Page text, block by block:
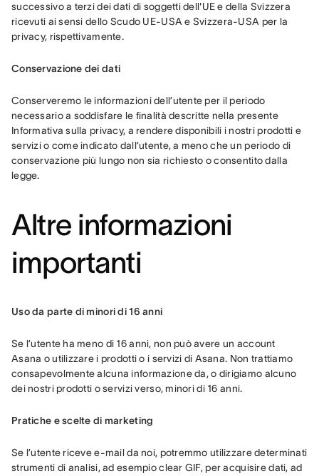
successivo a terzi dei dati di soggetti dell'UE e della Svizzera
ricevuti ai sensi dello Scudo UE-USA e Svizzera-USA per la
privacy, rispettivamente.
Conservazione dei dati
Conserveremo le informazioni dell’utente per il periodo
necessario a soddisfare le finalità descritte nella presente
Informativa sulla privacy, a rendere disponibili i nostri prodotti e
servizi o come indicato dall’utente, a meno che un periodo di
conservazione più lungo non sia richiesto o consentito dalla
legge.
Altre informazioni
importanti
Uso da parte di minori di 16 anni
Se l’utente ha meno di 16 anni, non può avere un account
Asana o utilizzare i prodotti o i servizi di Asana. Non trattiamo
consapevolmente alcuna informazione da, o dirigiamo alcuno
dei nostri prodotti o servizi verso, minori di 16 anni.
Pratiche e scelte di marketing
Se l’utente riceve e-mail da noi, potremmo utilizzare determinati
strumenti di analisi, ad esempio clear GIF, per acquisire dati, ad